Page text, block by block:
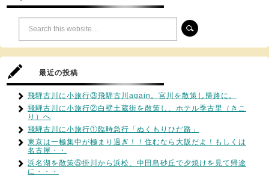
最近の投稿
飛騨古川に小旅行③飛騨古川again。宮川を散策し帰路に。
飛騨古川に小旅行②白壁土蔵街を散策し、ホテル季古里（きこ
り）へ
飛騨古川に小旅行①臨時急行「ぬくもりひだ路」
東京は一極集中が極まり過ぎ！！住むなら大阪だよ！もしくは
名古屋・・
浜名湖を散策⑤掛川から浜松、中田島砂丘で夕焼けを見て帰途
に・・・